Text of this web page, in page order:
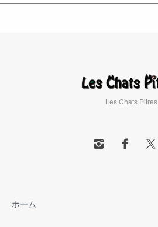
Les Chats Pitres
ホーム